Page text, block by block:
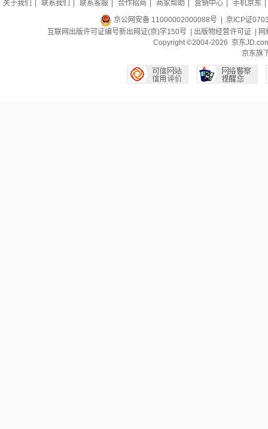
关于我们 联系我们 联系客服 合作招商 商家帮助 营销中心 手机京东
京公网安备 11000002000088号 | 京ICP证
互联网出版许可证编号新出网证(京)字150号 | 出版物经营许可证
Copyright ©2004-2026 京东
京东旗